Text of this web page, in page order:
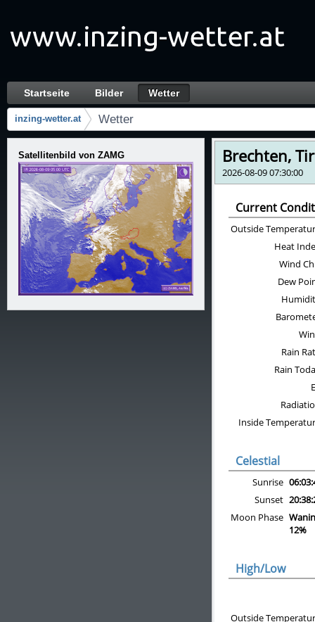
Wetter
Navigation
Startseite Bilder Wetter
Brotkrumen (Wo bin ich?)
inzing-wetter.at Wetter
Satellitenbild von ZAMG